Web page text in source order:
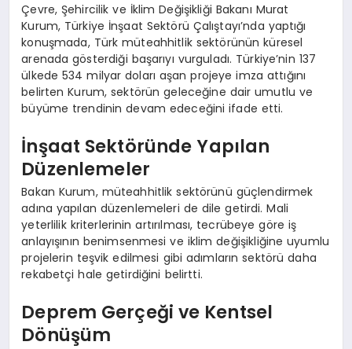
Çevre, Şehircilik ve İklim Değişikliği Bakanı Murat
Kurum, Türkiye İnşaat Sektörü Çalıştayı’nda yaptığı
konuşmada, Türk müteahhitlik sektörünün küresel
arenada gösterdiği başarıyı vurguladı. Türkiye’nin 137
ülkede 534 milyar doları aşan projeye imza attığını
belirten Kurum, sektörün geleceğine dair umutlu ve
büyüme trendinin devam edeceğini ifade etti.
İnşaat Sektöründe Yapılan
Düzenlemeler
Bakan Kurum, müteahhitlik sektörünü güçlendirmek
adına yapılan düzenlemeleri de dile getirdi. Mali
yeterlilik kriterlerinin artırılması, tecrübeye göre iş
anlayışının benimsenmesi ve iklim değişikliğine uyumlu
projelerin teşvik edilmesi gibi adımların sektörü daha
rekabetçi hale getirdiğini belirtti.
Deprem Gerçeği ve Kentsel
Dönüşüm